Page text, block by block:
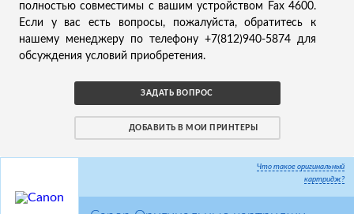
полностью совместимы с вашим устройством Fax 4600.
Если у вас есть вопросы, пожалуйста, обратитесь к
нашему менеджеру по телефону +7(812)940-5874 для
обсуждения условий приобретения.
ЗАДАТЬ ВОПРОС
ДОБАВИТЬ В МОИ ПРИНТЕРЫ
Что такое оригинальный
картридж?